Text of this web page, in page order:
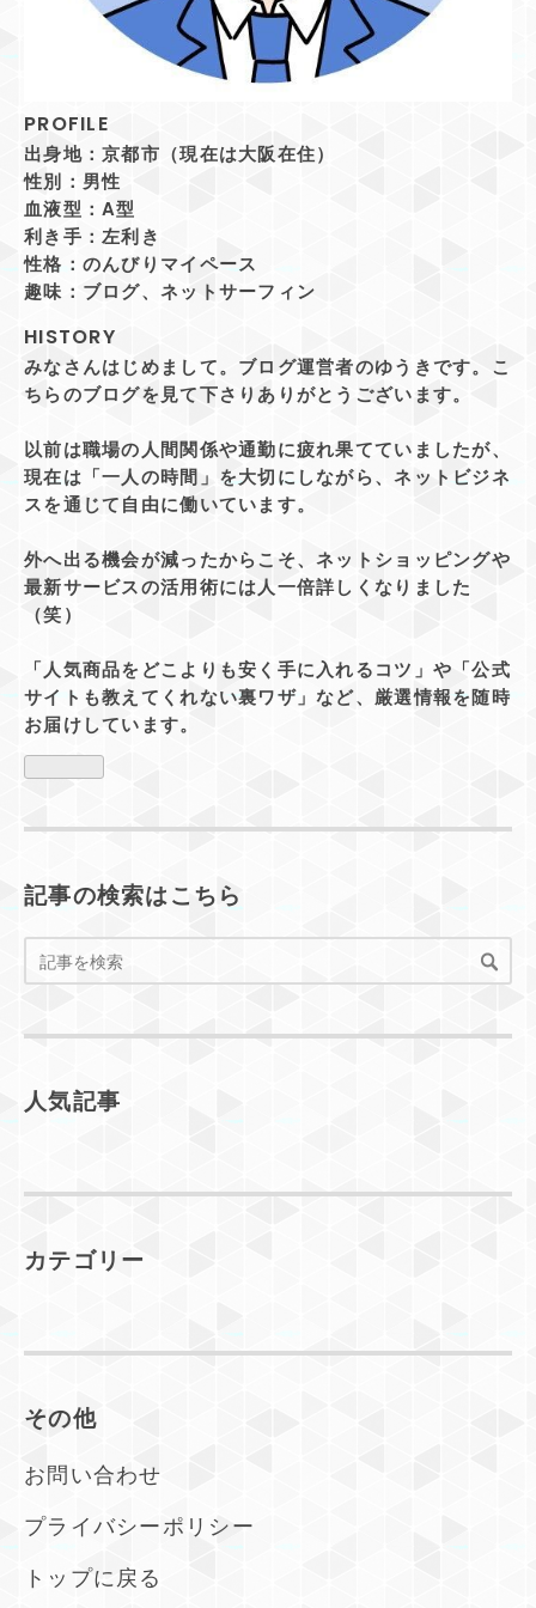
PROFILE
出身地：京都市（現在は大阪在住）
性別：男性
血液型：A型
利き手：左利き
性格：のんびりマイペース
趣味：ブログ、ネットサーフィン
HISTORY
みなさんはじめまして。ブログ運営者のゆうきです。こ
ちらのブログを見て下さりありがとうございます。
以前は職場の人間関係や通勤に疲れ果てていましたが、
現在は「一人の時間」を大切にしながら、ネットビジネ
スを通じて自由に働いています。
外へ出る機会が減ったからこそ、ネットショッピングや
最新サービスの活用術には人一倍詳しくなりました
（笑）
「人気商品をどこよりも安く手に入れるコツ」や「公式
サイトも教えてくれない裏ワザ」など、厳選情報を随時
お届けしています。
記事の検索はこちら
人気記事
カテゴリー
その他
お問い合わせ
プライバシーポリシー
トップに戻る